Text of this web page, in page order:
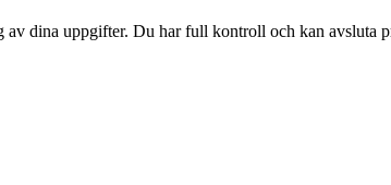
dina uppgifter. Du har full kontroll och kan avsluta